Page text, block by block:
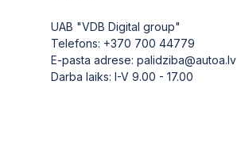
UAB "VDB Digital group"
Telefons: +370 700 44779
E-pasta adrese: palidziba@autoa.lv
Darba laiks: I-V 9.00 - 17.00